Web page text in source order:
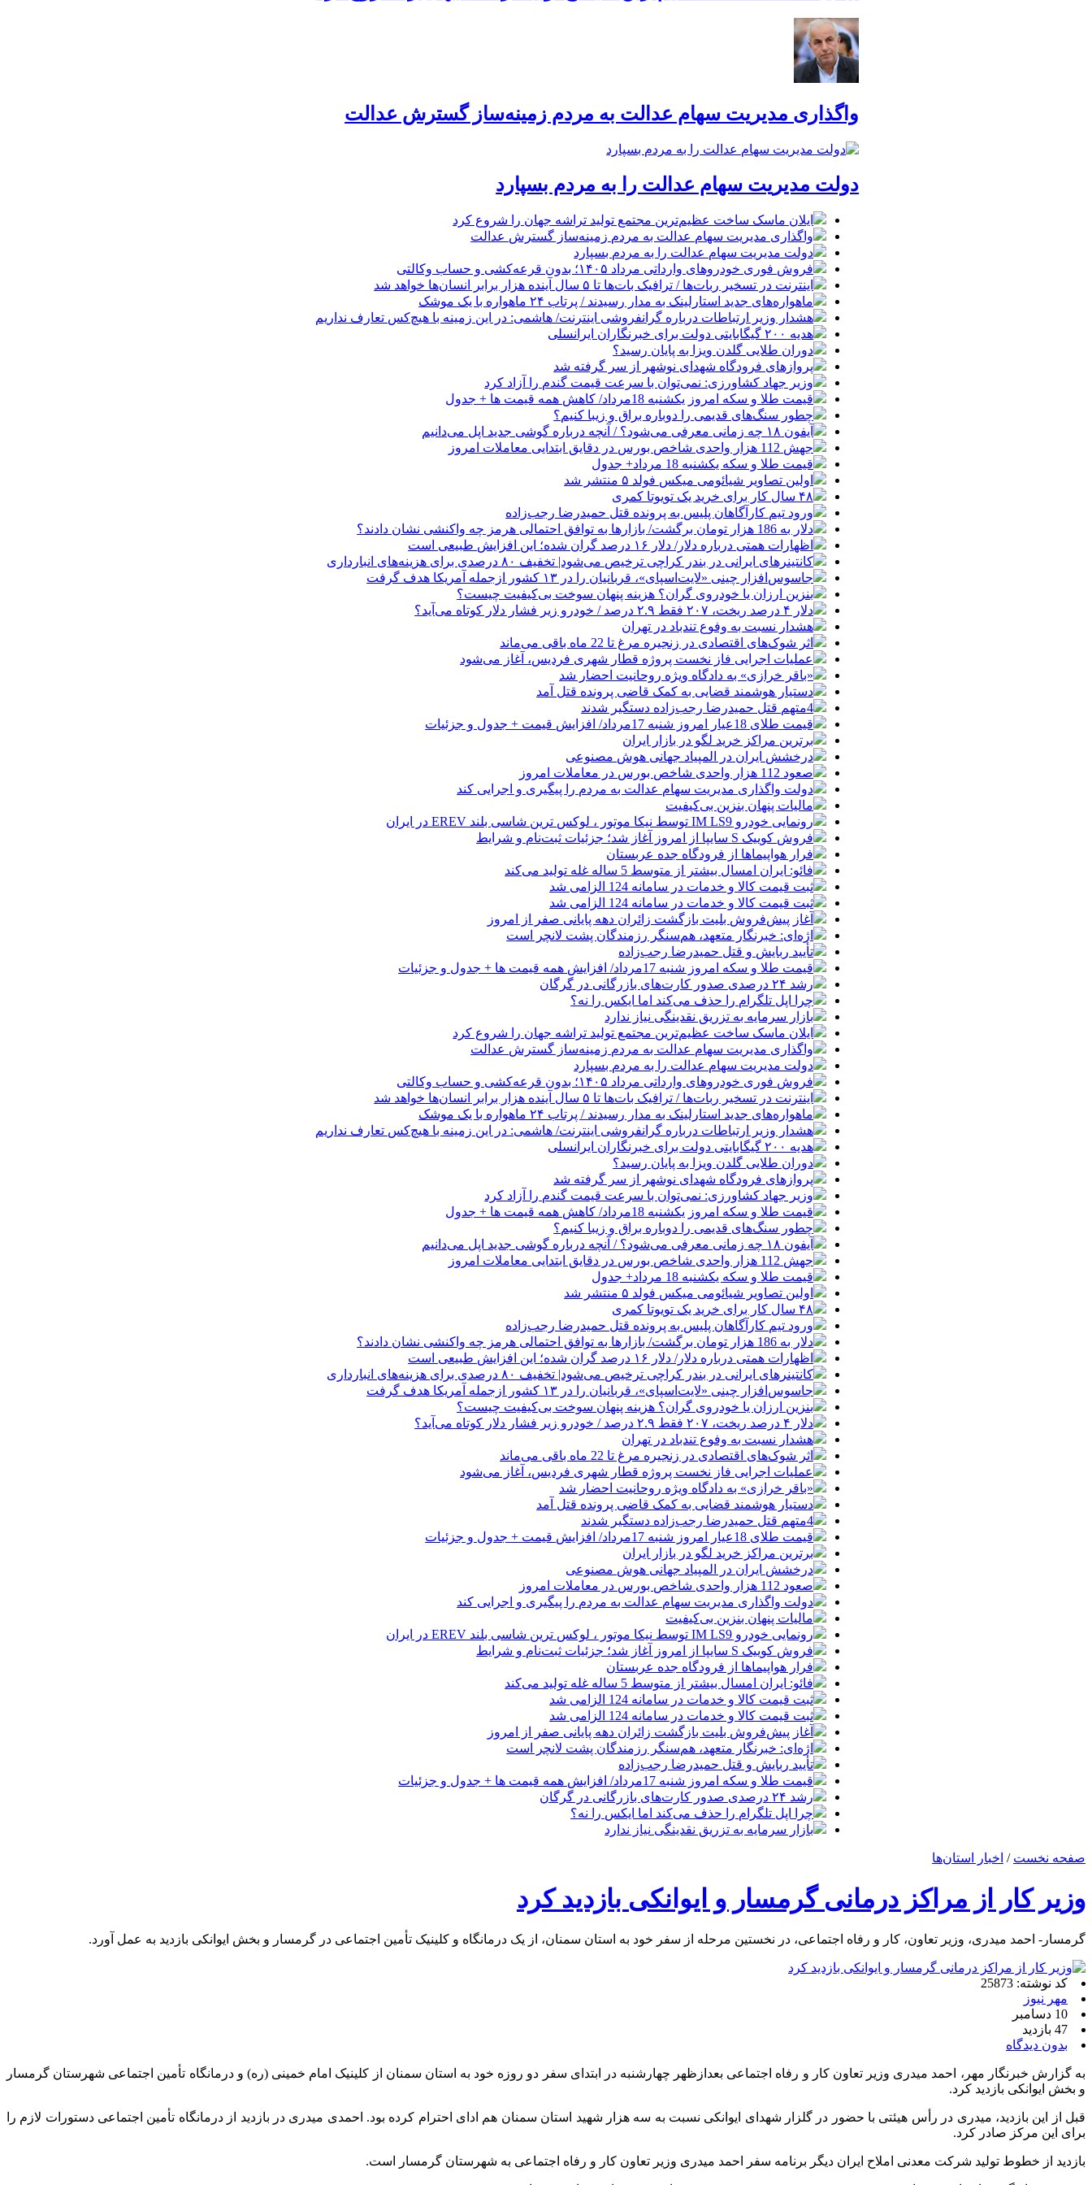
واگذاری مدیریت سهام عدالت به مردم زمینه‌ساز گسترش عدالت
دولت مدیریت سهام عدالت را به مردم بسپارد
ایلان ماسک ساخت عظیم‌ترین مجتمع تولید تراشه جهان را شروع کرد
واگذاری مدیریت سهام عدالت به مردم زمینه‌ساز گسترش عدالت
دولت مدیریت سهام عدالت را به مردم بسپارد
فروش فوری خودروهای وارداتی مرداد ۱۴۰۵؛ بدون قرعه‌کشی و حساب وکالتی
اینترنت در تسخیر ربات‌ها / ترافیک بات‌ها تا ۵ سال آینده هزار برابر انسان‌ها خواهد شد
ماهواره‌های جدید استارلینک به مدار رسیدند / پرتاب ۲۴ ماهواره با یک موشک
هشدار وزیر ارتباطات درباره گرانفروشی اینترنت/ هاشمی: در این زمینه با هیچ‌کس تعارف نداریم
هدیه ۲۰۰ گیگابایتی دولت برای خبرنگاران ایرانسلی
دوران طلایی گلدن ویزا به پایان رسید؟
پروازهای فرودگاه شهدای نوشهر از سر گرفته شد
وزیر جهاد کشاورزی: نمی‌توان با سرعت قیمت گندم را آزاد کرد
قیمت طلا و سکه امروز یکشنبه 18مرداد/ کاهش همه قیمت ها + جدول
چطور سنگ‌های قدیمی را دوباره براق و زیبا کنیم؟
آیفون ۱۸ چه زمانی معرفی می‌شود؟ / آنچه درباره گوشی جدید اپل می‌دانیم
جهش 112 هزار واحدی شاخص بورس در دقایق ابتدایی معاملات امروز
قیمت طلا و سکه یکشنبه 18 مرداد+ جدول
اولین تصاویر شیائومی میکس فولد ۵ منتشر شد
۴۸ سال کار برای خرید یک تویوتا کمری
ورود تیم کارآگاهان پلیس به پرونده قتل حمیدرضا رجب‌زاده
دلار به 186 هزار تومان برگشت/ بازارها به توافق احتمالی هرمز چه واکنشی نشان دادند؟
اظهارات همتی درباره دلار/ دلار ۱۶ درصد گران شده؛ این افزایش طبیعی است
کانتینرهای ایرانی در بندر کراچی ترخیص می‌شود| تخفیف ۸۰ درصدی برای هزینه‌های انبارداری
جاسوس‌افزار چینی «لایت‌اسپای»، قربانیان را در ۱۳ کشور ازجمله آمریکا هدف گرفت
بنزین ارزان یا خودروی گران؟ هزینه پنهان سوخت بی‌کیفیت چیست؟
دلار ۴ درصد ریخت، ۲۰۷ فقط ۲.۹ درصد / خودرو زیر فشار دلار کوتاه می‌آید؟
هشدار نسبت به وفوع تندباد در تهران
اثر شوک‌های اقتصادی در زنجیره مرغ تا 22 ماه باقی می‌ماند
عملیات اجرایی فاز نخست پروژه قطار شهری فردیس، آغاز می‌شود
«باقر خرازی» به دادگاه ویژه روحانیت احضار شد
دستیار هوشمند قضایی به کمک قاضی پرونده قتل آمد
4متهم قتل حمیدرضا رجب‌زاده دستگیر شدند
قیمت طلای 18عیار امروز شنبه 17مرداد/ افزایش قیمت + جدول و جزئیات
برترین مراکز خرید لگو در بازار ایران
درخشش ایران در المپیاد جهانی هوش مصنوعی
صعود 112 هزار واحدی شاخص بورس در معاملات امروز
دولت واگذاری مدیریت سهام عدالت به مردم را پیگیری و اجرایی کند
مالیات پنهان بنزین بی‌کیفیت
رونمایی خودرو IM LS9 توسط نیکا موتور ، لوکس ترین شاسی بلند EREV در ایران
فروش کوییک S سایپا از امروز آغاز شد؛ جزئیات ثبت‌نام و شرایط
فرار هواپیماها از فرودگاه جده عربستان
فائو: ایران امسال بیشتر از متوسط 5 ساله غله تولید می‌کند
ثبت قیمت کالا و خدمات در سامانه 124 الزامی شد
ثبت قیمت کالا و خدمات در سامانه 124 الزامی شد
آغاز پیش‌فروش بلیت بازگشت زائران دهه پایانی صفر از امروز
اژه‌ای: خبرنگار متعهد، هم‌سنگر رزمندگان پشت لانچر است
تأیید ربایش و قتل حمیدرضا رجب‌زاده
قیمت طلا و سکه امروز شنبه 17مرداد/ افزایش همه قیمت ها + جدول و جزئیات
رشد ۲۴ درصدی صدور کارت‌های بازرگانی در گرگان
چرا اپل تلگرام را حذف می‌کند اما ایکس را نه؟
بازار سرمایه به تزریق نقدینگی نیاز ندارد
ایلان ماسک ساخت عظیم‌ترین مجتمع تولید تراشه جهان را شروع کرد
واگذاری مدیریت سهام عدالت به مردم زمینه‌ساز گسترش عدالت
دولت مدیریت سهام عدالت را به مردم بسپارد
فروش فوری خودروهای وارداتی مرداد ۱۴۰۵؛ بدون قرعه‌کشی و حساب وکالتی
اینترنت در تسخیر ربات‌ها / ترافیک بات‌ها تا ۵ سال آینده هزار برابر انسان‌ها خواهد شد
ماهواره‌های جدید استارلینک به مدار رسیدند / پرتاب ۲۴ ماهواره با یک موشک
هشدار وزیر ارتباطات درباره گرانفروشی اینترنت/ هاشمی: در این زمینه با هیچ‌کس تعارف نداریم
هدیه ۲۰۰ گیگابایتی دولت برای خبرنگاران ایرانسلی
دوران طلایی گلدن ویزا به پایان رسید؟
پروازهای فرودگاه شهدای نوشهر از سر گرفته شد
وزیر جهاد کشاورزی: نمی‌توان با سرعت قیمت گندم را آزاد کرد
قیمت طلا و سکه امروز یکشنبه 18مرداد/ کاهش همه قیمت ها + جدول
چطور سنگ‌های قدیمی را دوباره براق و زیبا کنیم؟
آیفون ۱۸ چه زمانی معرفی می‌شود؟ / آنچه درباره گوشی جدید اپل می‌دانیم
جهش 112 هزار واحدی شاخص بورس در دقایق ابتدایی معاملات امروز
قیمت طلا و سکه یکشنبه 18 مرداد+ جدول
اولین تصاویر شیائومی میکس فولد ۵ منتشر شد
۴۸ سال کار برای خرید یک تویوتا کمری
ورود تیم کارآگاهان پلیس به پرونده قتل حمیدرضا رجب‌زاده
دلار به 186 هزار تومان برگشت/ بازارها به توافق احتمالی هرمز چه واکنشی نشان دادند؟
اظهارات همتی درباره دلار/ دلار ۱۶ درصد گران شده؛ این افزایش طبیعی است
کانتینرهای ایرانی در بندر کراچی ترخیص می‌شود| تخفیف ۸۰ درصدی برای هزینه‌های انبارداری
جاسوس‌افزار چینی «لایت‌اسپای»، قربانیان را در ۱۳ کشور ازجمله آمریکا هدف گرفت
بنزین ارزان یا خودروی گران؟ هزینه پنهان سوخت بی‌کیفیت چیست؟
دلار ۴ درصد ریخت، ۲۰۷ فقط ۲.۹ درصد / خودرو زیر فشار دلار کوتاه می‌آید؟
هشدار نسبت به وفوع تندباد در تهران
اثر شوک‌های اقتصادی در زنجیره مرغ تا 22 ماه باقی می‌ماند
عملیات اجرایی فاز نخست پروژه قطار شهری فردیس، آغاز می‌شود
«باقر خرازی» به دادگاه ویژه روحانیت احضار شد
دستیار هوشمند قضایی به کمک قاضی پرونده قتل آمد
4متهم قتل حمیدرضا رجب‌زاده دستگیر شدند
قیمت طلای 18عیار امروز شنبه 17مرداد/ افزایش قیمت + جدول و جزئیات
برترین مراکز خرید لگو در بازار ایران
درخشش ایران در المپیاد جهانی هوش مصنوعی
صعود 112 هزار واحدی شاخص بورس در معاملات امروز
دولت واگذاری مدیریت سهام عدالت به مردم را پیگیری و اجرایی کند
مالیات پنهان بنزین بی‌کیفیت
رونمایی خودرو IM LS9 توسط نیکا موتور ، لوکس ترین شاسی بلند EREV در ایران
فروش کوییک S سایپا از امروز آغاز شد؛ جزئیات ثبت‌نام و شرایط
فرار هواپیماها از فرودگاه جده عربستان
فائو: ایران امسال بیشتر از متوسط 5 ساله غله تولید می‌کند
ثبت قیمت کالا و خدمات در سامانه 124 الزامی شد
ثبت قیمت کالا و خدمات در سامانه 124 الزامی شد
آغاز پیش‌فروش بلیت بازگشت زائران دهه پایانی صفر از امروز
اژه‌ای: خبرنگار متعهد، هم‌سنگر رزمندگان پشت لانچر است
تأیید ربایش و قتل حمیدرضا رجب‌زاده
قیمت طلا و سکه امروز شنبه 17مرداد/ افزایش همه قیمت ها + جدول و جزئیات
رشد ۲۴ درصدی صدور کارت‌های بازرگانی در گرگان
چرا اپل تلگرام را حذف می‌کند اما ایکس را نه؟
بازار سرمایه به تزریق نقدینگی نیاز ندارد
صفحه نخست / اخبار استان‌ها
وزیر کار از مراکز درمانی گرمسار و ایوانکی بازدید کرد
گرمسار- احمد میدری، وزیر تعاون، کار و رفاه اجتماعی، در نخستین مرحله از سفر خود به استان سمنان، از یک درمانگاه و کلینیک تأمین اجتماعی در گرمسار و بخش ایوانکی بازدید به عمل آورد.
کد نوشته: 25873
مهر نیوز
10 دسامبر
47 بازدید
بدون دیدگاه
به گزارش خبرنگار مهر، احمد میدری وزیر تعاون کار و رفاه اجتماعی بعدازظهر چهارشنبه در ابتدای سفر دو روزه خود به استان سمنان از کلینیک امام خمینی (ره) و درمانگاه تأمین اجتماعی شهرستان گرمسار
و بخش ایوانکی بازدید کرد.
قبل از این بازدید، میدری در رأس هیئتی با حضور در گلزار شهدای ایوانکی نسبت به سه هزار شهید استان سمنان هم ادای احترام کرده بود. احمدی میدری در بازدید از درمانگاه تأمین اجتماعی دستورات لازم را
برای این مرکز صادر کرد.
بازدید از خطوط تولید شرکت معدنی املاح ایران دیگر برنامه سفر احمد میدری وزیر تعاون کار و رفاه اجتماعی به شهرستان گرمسار است.